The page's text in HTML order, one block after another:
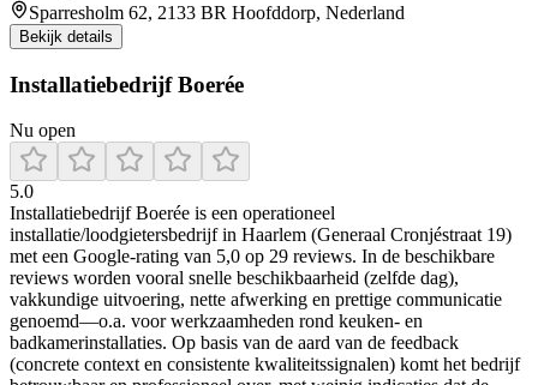
Sparresholm 62, 2133 BR Hoofddorp, Nederland
Bekijk details
Installatiebedrijf Boerée
Nu open
5.0
Installatiebedrijf Boerée is een operationeel
installatie/loodgietersbedrijf in Haarlem (Generaal Cronjéstraat 19)
met een Google-rating van 5,0 op 29 reviews. In de beschikbare
reviews worden vooral snelle beschikbaarheid (zelfde dag),
vakkundige uitvoering, nette afwerking en prettige communicatie
genoemd—o.a. voor werkzaamheden rond keuken- en
badkamerinstallaties. Op basis van de aard van de feedback
(concrete context en consistente kwaliteitssignalen) komt het bedrijf